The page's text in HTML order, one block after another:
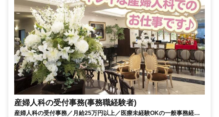
産婦人科の受付事務(事務職経験者)
産婦人科の受付事務／月給25万円以上／医療未経験OKの一般事務経験